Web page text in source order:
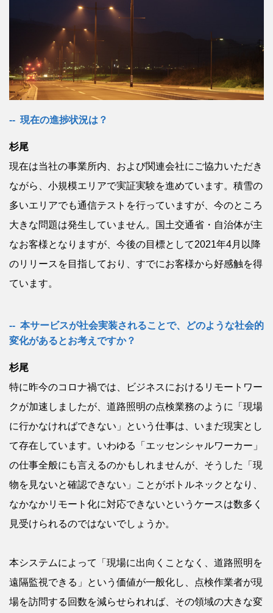
現在の進捗状況は？
杉尾
現在は当社の事業所内、および関連会社にご協力いただき
ながら、小規模エリアで実証実験を進めています。積雪の
多いエリアでも通信テストを行っていますが、今のところ
大きな問題は発生していません。国土交通省・自治体が主
なお客様となりますが、今後の目標として2021年4月以降
のリリースを目指しており、すでにお客様から好感触を得
ています。
本サービスが社会実装されることで、どのような社会的
変化があるとお考えですか？
杉尾
特に昨今のコロナ禍では、ビジネスにおけるリモートワー
クが加速しましたが、道路照明の点検業務のように「現場
に行かなければできない」という仕事は、いまだ現実とし
て存在しています。いわゆる「エッセンシャルワーカー」
の仕事全般にも言えるのかもしれませんが、そうした「現
物を見ないと確認できない」ことがボトルネックとなり、
なかなかリモート化に対応できないというケースは数多く
見受けられるのではないでしょうか。
本システムによって「現場に出向くことなく、道路照明を
遠隔監視できる」という価値が一般化し、点検作業者が現
場を訪問する回数を減らせられれば、その領域の大きな変